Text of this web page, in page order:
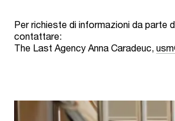
Per richieste di informazioni da parte
contattare:
The Last Agency Anna Caradeuc,